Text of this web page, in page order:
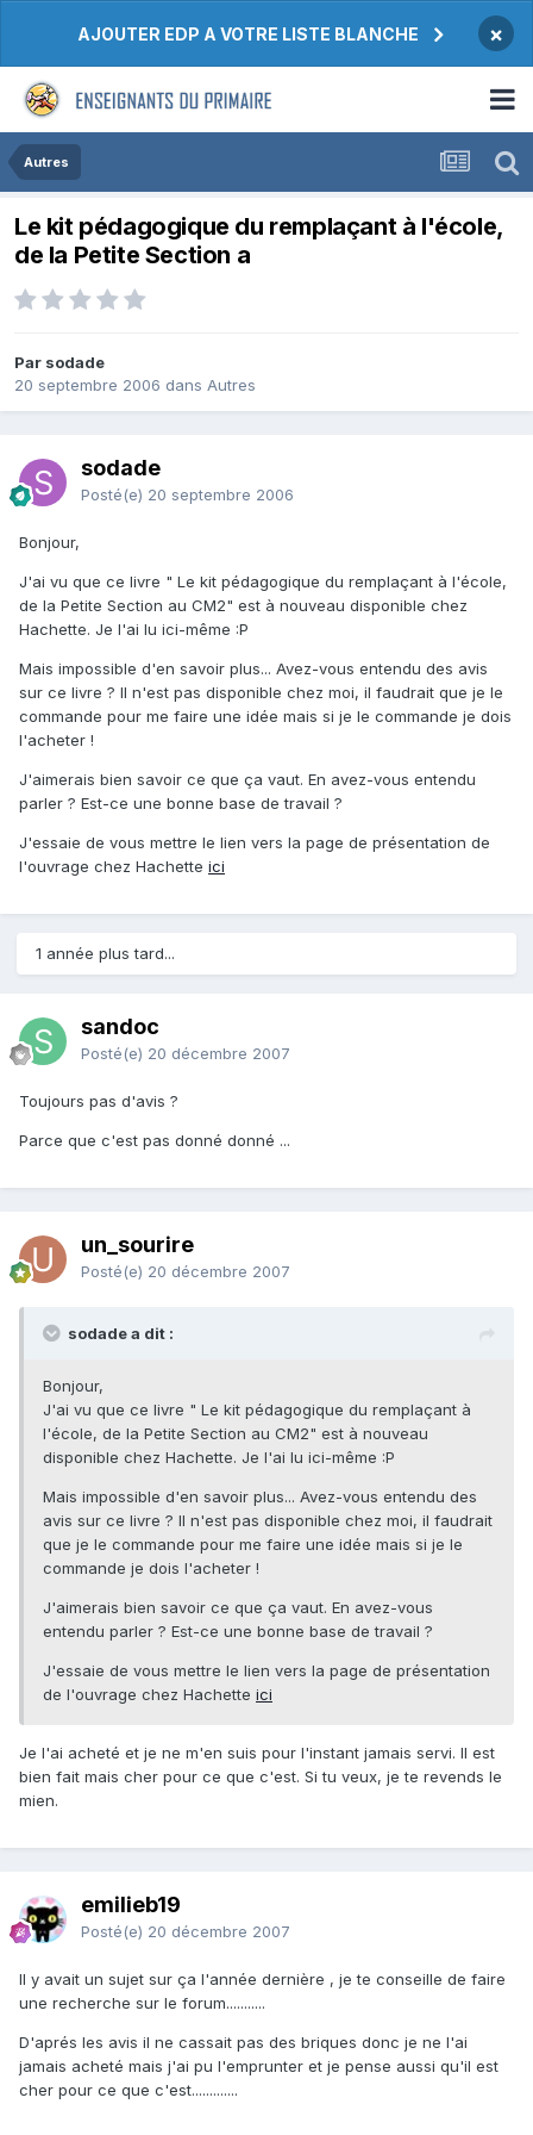
AJOUTER EDP A VOTRE LISTE BLANCHE ×
Autres
Le kit pédagogique du remplaçant à l'école,
de la Petite Section a
Par sodade
20 septembre 2006 dans Autres
sodade
Posté(e) 20 septembre 2006
Bonjour,
J'ai vu que ce livre " Le kit pédagogique du remplaçant à l'école,
de la Petite Section au CM2" est à nouveau disponible chez
Hachette. Je l'ai lu ici-même :P
Mais impossible d'en savoir plus... Avez-vous entendu des avis
sur ce livre ? Il n'est pas disponible chez moi, il faudrait que je le
commande pour me faire une idée mais si je le commande je dois
l'acheter !
J'aimerais bien savoir ce que ça vaut. En avez-vous entendu
parler ? Est-ce une bonne base de travail ?
J'essaie de vous mettre le lien vers la page de présentation de
l'ouvrage chez Hachette ici
1 année plus tard...
sandoc
Posté(e) 20 décembre 2007
Toujours pas d'avis ?
Parce que c'est pas donné donné ...
un_sourire
Posté(e) 20 décembre 2007
sodade a dit :
Bonjour,
J'ai vu que ce livre " Le kit pédagogique du remplaçant à
l'école, de la Petite Section au CM2" est à nouveau
disponible chez Hachette. Je l'ai lu ici-même :P
Mais impossible d'en savoir plus... Avez-vous entendu des
avis sur ce livre ? Il n'est pas disponible chez moi, il faudrait
que je le commande pour me faire une idée mais si je le
commande je dois l'acheter !
J'aimerais bien savoir ce que ça vaut. En avez-vous
entendu parler ? Est-ce une bonne base de travail ?
J'essaie de vous mettre le lien vers la page de présentation
de l'ouvrage chez Hachette ici
Je l'ai acheté et je ne m'en suis pour l'instant jamais servi. Il est
bien fait mais cher pour ce que c'est. Si tu veux, je te revends le
mien.
emilieb19
Posté(e) 20 décembre 2007
Il y avait un sujet sur ça l'année dernière , je te conseille de faire
une recherche sur le forum...........
D'aprés les avis il ne cassait pas des briques donc je ne l'ai
jamais acheté mais j'ai pu l'emprunter et je pense aussi qu'il est
cher pour ce que c'est.............